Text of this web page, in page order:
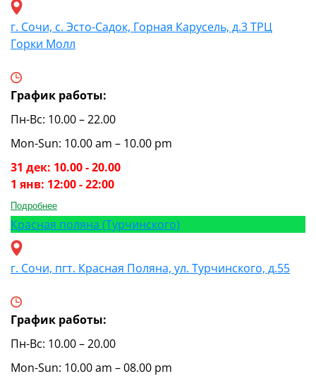
г. Сочи, с. Эсто-Садок, Горная Карусель, д.3 ТРЦ
Горки Молл
График работы:
Пн-Вс: 10.00 – 22.00
Mon-Sun: 10.00 am – 10.00 pm
31 дек: 10.00 - 20.00
1 янв: 12:00 - 22:00
Подробнее
Красная поляна (Турчинского)
г. Сочи, пгт. Красная Поляна, ул. Турчинского, д.55
График работы:
Пн-Вс: 10.00 – 20.00
Mon-Sun: 10.00 am – 08.00 pm